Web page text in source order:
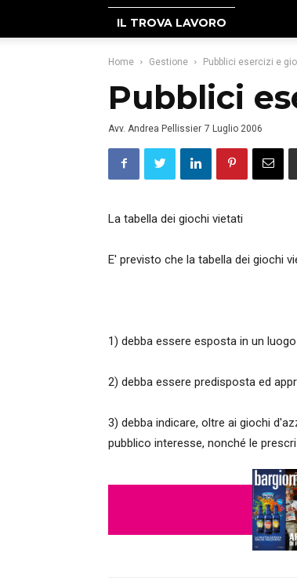
IL TROVA LAVORO
Home Gestione Pubblici esercizi e
Pubblici
Avv. Andrea Pellissier 7 Luglio 2006
La tabella dei giochi vietati
E' previsto che la tabella dei giochi
1) debba essere esposta in un luogo
2) debba essere predisposta ed
3) debba indicare, oltre ai giochi
pubblico interesse, nonché le